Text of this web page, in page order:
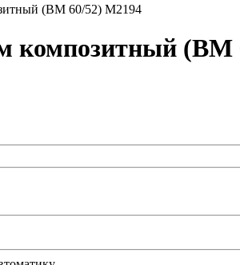
(ВМ 60/52) М2194
композитный (ВМ